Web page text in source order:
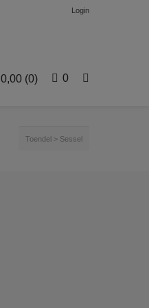
Login
0,00 (0) 0
Toendel > Sessel